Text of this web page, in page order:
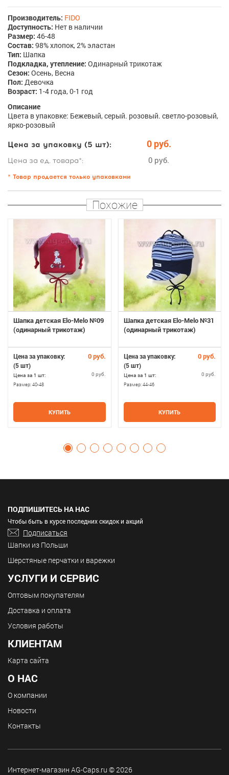
Производитель: FIDO
Доступность: Нет в наличии
Размер: 46-48
Состав: 98% хлопок, 2% эластан
Тип: Шапка
Подкладка, утепление: Одинарный трикотаж
Сезон: Осень, Весна
Пол: Девочка
Возраст: 1-4 года, 0-1 год
Описание
Цвета в упаковке: Бежевый, серый. розовый. светло-розовый,
ярко-розовый
Цена за упаковку (5 шт): 0 руб.
Цена за ед. товара*: 0 руб.
* Товар продается только упаковками
Похожие
Шапка детская Elo-Melo №09
(одинарный трикотаж)
Цена за упаковку: 0 руб.
(5 шт)
Цена за 1 шт: 0 руб.
Размер:40-48
КУПИТЬ
Шапка детская Elo-Melo №31
(одинарный трикотаж)
Цена за упаковку: 0 руб.
(5 шт)
Цена за 1 шт: 0 руб.
Размер: 44-46
КУПИТЬ
ПОДПИШИТЕСЬ НА НАС
Чтобы быть в курсе последних скидок и акций
Подписаться
Шапки из Польши
Шерстяные перчатки и варежки
УСЛУГИ И СЕРВИС
Оптовым покупателям
Доставка и оплата
Условия работы
КЛИЕНТАМ
Карта сайта
О НАС
О компании
Новости
Контакты
Интернет-магазин AG-Caps.ru © 2026